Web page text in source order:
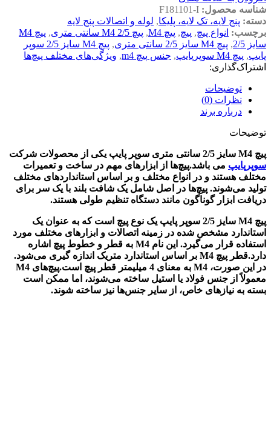
شناسه محصول: F181101-I
دسته: پنج لایه، تک لایه، پلیکا, لوله و اتصالات پنج لایه
برچسب: انواع پیچ, پیچ, پیچ M4 , پیچ M4 2/5 سانتی متری ,
پیچ M4
سایز 2/5
, پیچ M4 سایز 2/5 سانتی متری ,
پیچ M4 سایز 2/5 سوپر
پایپ, پیچ M4 سوپرپایپ , جنس پیچ m4 , ویژگی‌های مختلف پیچ‌ها
اشتراک‌گذاری:
توضیحات
نظرات (0)
درباره برند
توضیحات
پیچ M4 سایز 2/5 سانتی متری سوپر پایپ
یکی از محصولات شرکت
سوپرپایپ می باشد.پیچ‌ها از ابزارهای مهم در ساخت و تعمیرات
مختلف هستند و در انواع مختلف و بر اساس استانداردهای مختلف
تولید می‌شوند. پیچ‌ها در اصل شامل یک شافت بلند با یک سر برای
دریافت ابزار گوناگون مانند دستگاه تنظیم طولی هستند.
پیچ M4 سایز 2/5 سوپر پایپ یک نوع پیچ است که به عنوان یک
استاندارد مشخص شده در زمینه اتصالات و ابزارهای مختلف مورد
استفاده قرار می‌گیرد. این نام M4 به قطر و خطوط پیچ اشاره
دارد.قطر پیچ M4 بر اساس استاندارد متریک اندازه گیری می‌شود.
در این صورت، M4 به معنای 4 میلیمتر قطر پیچ است.پیچ‌های M4
معمولاً از جنس فولاد یا استیل ساخته می‌شوند، اما ممکن است
بسته به نیازهای خاص، از سایر جنس‌ها نیز ساخته شوند.